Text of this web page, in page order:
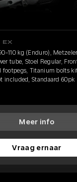
EX
110 kg (Enduro),
tube, Stoel Regular,
footpegs, Titanium bolts
included, Standaard 60pk
Meer info
Vraag ernaar